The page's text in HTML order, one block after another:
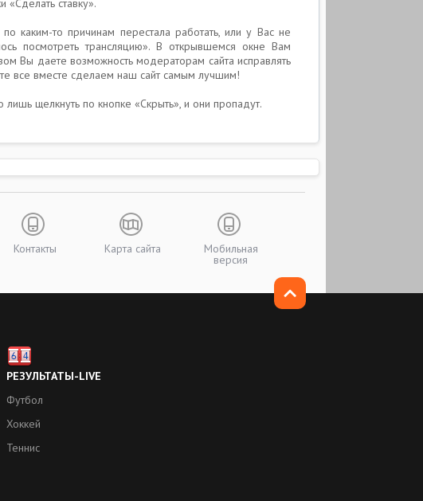
«Сделать ставку».
каким-то причинам перестала работать, или у Вас не
посмотреть трансляцию». В открывшемся окне Вам
Вы даете возможность модераторам сайта исправлять
все вместе сделаем наш сайт самым лучшим!
лишь щелкнуть по кнопке «Скрыть», и они пропадут.
Контакты Карта сайта Мобильная
версия
РЕЗУЛЬТАТЫ-LIVE
Футбол
Хоккей
Теннис